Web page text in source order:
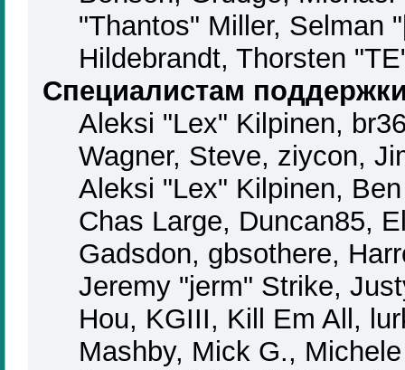
"Thantos" Miller, Selman
Hildebrandt, Thorsten
Специалистам
Aleksi "Lex" Kilpinen,
Wagner, Steve, ziycon,
Aleksi "Lex" Kilpinen,
Chas Large, Duncan85,
Gadsdon, gbsothere,
Jeremy "jerm" Strike,
Hou, KGIII, Kill Em All,
Mashby, Mick G.,